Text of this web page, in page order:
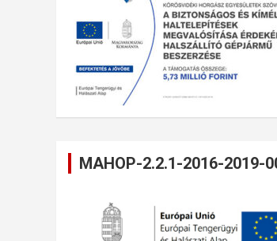
MAHOP-2.2.1-2016-2019-